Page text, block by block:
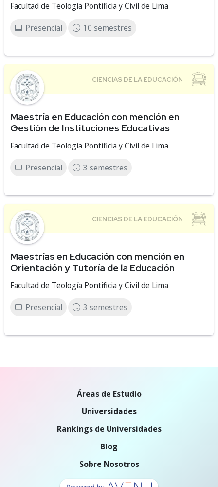
Facultad de Teología Pontificia y Civil de Lima
Presencial 10 semestres
Maestría en Educación con mención en
Gestión de Instituciones Educativas
Facultad de Teología Pontificia y Civil de Lima
Presencial 3 semestres
Maestrías en Educación con mención en
Orientación y Tutoría de la Educación
Facultad de Teología Pontificia y Civil de Lima
Presencial 3 semestres
Áreas de Estudio
Universidades
Rankings de Universidades
Blog
Sobre Nosotros